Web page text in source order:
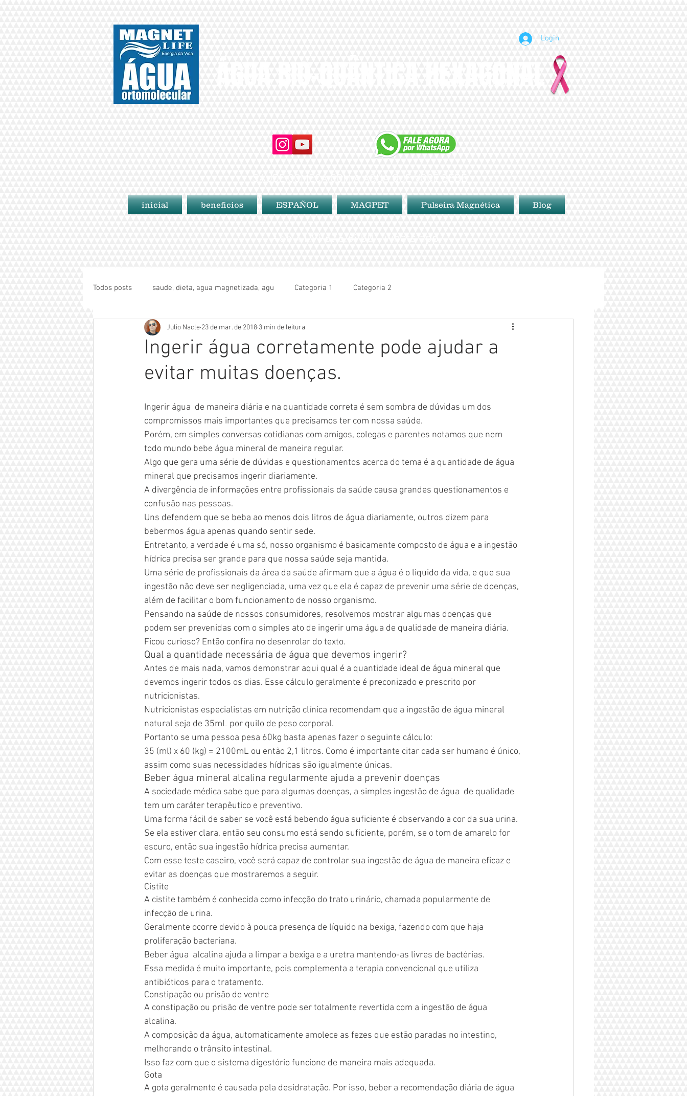
Login
inicial beneficios ESPAÑOL MAGPET Pulseira Magnética Blog
Todos posts saude, dieta, agua magnetizada, agu Categoria 1 Categoria 2
Ingerir água corretamente pode ajudar a
evitar muitas doenças.
Julio Nacle 23 de mar. de 2018 3 min de leitura
Ingerir água  de maneira diária e na quantidade correta é sem sombra de dúvidas um dos
compromissos mais importantes que precisamos ter com nossa saúde.
Porém, em simples conversas cotidianas com amigos, colegas e parentes notamos que nem
todo mundo bebe água mineral de maneira regular.
Algo que gera uma série de dúvidas e questionamentos acerca do tema é a quantidade de água
mineral que precisamos ingerir diariamente.
A divergência de informações entre profissionais da saúde causa grandes questionamentos e
confusão nas pessoas.
Uns defendem que se beba ao menos dois litros de água diariamente, outros dizem para
bebermos água apenas quando sentir sede.
Entretanto, a verdade é uma só, nosso organismo é basicamente composto de água e a ingestão
hídrica precisa ser grande para que nossa saúde seja mantida.
Uma série de profissionais da área da saúde afirmam que a água é o liquido da vida, e que sua
ingestão não deve ser negligenciada, uma vez que ela é capaz de prevenir uma série de doenças,
além de facilitar o bom funcionamento de nosso organismo.
Pensando na saúde de nossos consumidores, resolvemos mostrar algumas doenças que
podem ser prevenidas com o simples ato de ingerir uma água de qualidade de maneira diária.
Ficou curioso? Então confira no desenrolar do texto.
Qual a quantidade necessária de água que devemos ingerir?
Antes de mais nada, vamos demonstrar aqui qual é a quantidade ideal de água mineral que
devemos ingerir todos os dias. Esse cálculo geralmente é preconizado e prescrito por
nutricionistas.
Nutricionistas especialistas em nutrição clínica recomendam que a ingestão de água mineral
natural seja de 35mL por quilo de peso corporal.
Portanto se uma pessoa pesa 60kg basta apenas fazer o seguinte cálculo:
35 (ml) x 60 (kg) = 2100mL ou então 2,1 litros. Como é importante citar cada ser humano é único,
assim como suas necessidades hídricas são igualmente únicas.
Beber água mineral alcalina regularmente ajuda a prevenir doenças
A sociedade médica sabe que para algumas doenças, a simples ingestão de água  de qualidade
tem um caráter terapêutico e preventivo.
Uma forma fácil de saber se você está bebendo água suficiente é observando a cor da sua urina.
Se ela estiver clara, então seu consumo está sendo suficiente, porém, se o tom de amarelo for
escuro, então sua ingestão hídrica precisa aumentar.
Com esse teste caseiro, você será capaz de controlar sua ingestão de água de maneira eficaz e
evitar as doenças que mostraremos a seguir.
Cistite
A cistite também é conhecida como infecção do trato urinário, chamada popularmente de
infecção de urina.
Geralmente ocorre devido à pouca presença de líquido na bexiga, fazendo com que haja
proliferação bacteriana.
Beber água  alcalina ajuda a limpar a bexiga e a uretra mantendo-as livres de bactérias.
Essa medida é muito importante, pois complementa a terapia convencional que utiliza
antibióticos para o tratamento.
Constipação ou prisão de ventre
A constipação ou prisão de ventre pode ser totalmente revertida com a ingestão de água
alcalina.
A composição da água, automaticamente amolece as fezes que estão paradas no intestino,
melhorando o trânsito intestinal.
Isso faz com que o sistema digestório funcione de maneira mais adequada.
Gota
A gota geralmente é causada pela desidratação. Por isso, beber a recomendação diária de água